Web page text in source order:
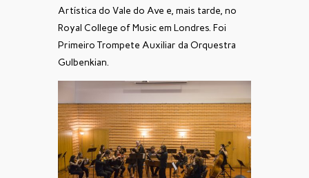
Artística do Vale do Ave e, mais tarde, no
Royal College of Music em Londres. Foi
Primeiro Trompete Auxiliar da Orquestra
Gulbenkian.